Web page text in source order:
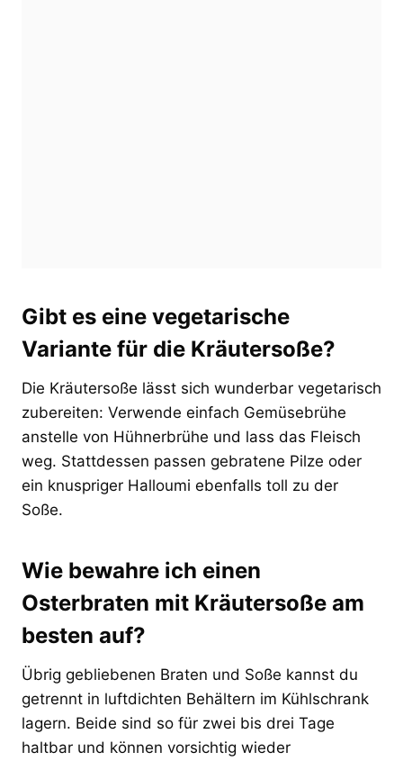
Gibt es eine vegetarische
Variante für die Kräutersoße?
Die Kräutersoße lässt sich wunderbar vegetarisch
zubereiten: Verwende einfach Gemüsebrühe
anstelle von Hühnerbrühe und lass das Fleisch
weg. Stattdessen passen gebratene Pilze oder
ein knuspriger Halloumi ebenfalls toll zu der
Soße.
Wie bewahre ich einen
Osterbraten mit Kräutersoße am
besten auf?
Übrig gebliebenen Braten und Soße kannst du
getrennt in luftdichten Behältern im Kühlschrank
lagern. Beide sind so für zwei bis drei Tage
haltbar und können vorsichtig wieder